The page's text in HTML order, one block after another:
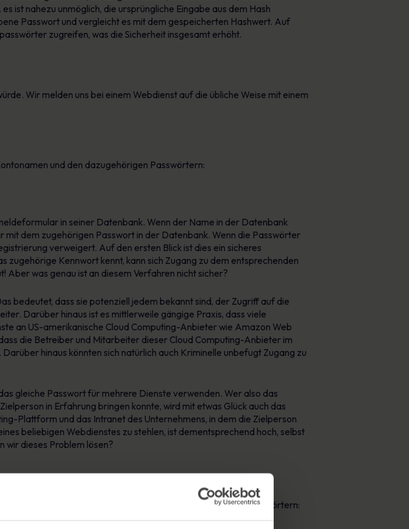
ist nahezu unmöglich, die ursprüngliche Eingabe aus dem Hash
Passwort und vergleicht es mit dem gespeicherten Hashwert. Auf
zugreifen, was die Sicherheit insgesamt erhöht.
Wir melden uns bei einem Webdienst auf die übliche Weise mit einem
und den dazugehörigen Passwörtern:
in seiner Datenbank. Wenn der Name in der Datenbank
dem zugehörigen Passwort in der Datenbank. Wenn die Passwörter
verweigert. Auf den ersten Blick ist dies ein sicheres
Kennwort kennt, kann sich Zugang zu dem entsprechenden
Aber was genau ist an diesem Verfahren nicht sicher?
bedeutet, dass sie potenziell jedem bekannt sind, der Zugriff auf die
Darüber hinaus ist es mittlerweile gängige Praxis, dass viele
an US-amerikanische Cloud Computing-Anbieter wie Amazon Web
die Betreiber und Mitarbeiter dieser Cloud Computing-Anbieter im
hinaus könnten sich natürlich auch Kriminelle unbefugt Zugang zu
gleiche Passwort für mehrere Dienste verwenden. Wer also das
in Erfahrung bringen konnte, wird mit etwas Glück auch das
Plattform und das Intranet des Unternehmens, in dem die Zielperson
beliebigen Webdienstes zu stehlen, ist dementsprechend hoch, selbst
wir dieses Problem lösen?
Tabelle mit allen Kontonamen und den dazugehörigen Passwörtern: